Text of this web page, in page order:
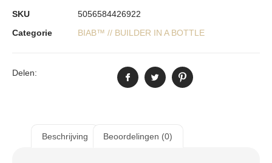
SKU
5056584426922
Categorie
BIAB™ // BUILDER IN A BOTTLE
Delen:
Beschrijving Beoordelingen (0)